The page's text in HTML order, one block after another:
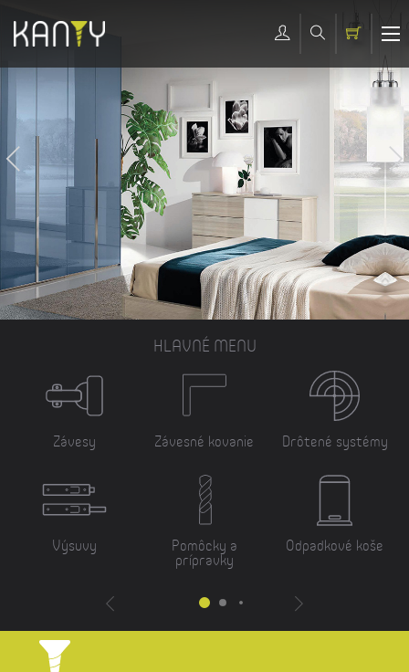
HLAVNÉ MENU
Závesy
Výsuvy
Závesné kovanie
Pomôcky a
prípravky
Drôtené systémy
Odpadkové koše